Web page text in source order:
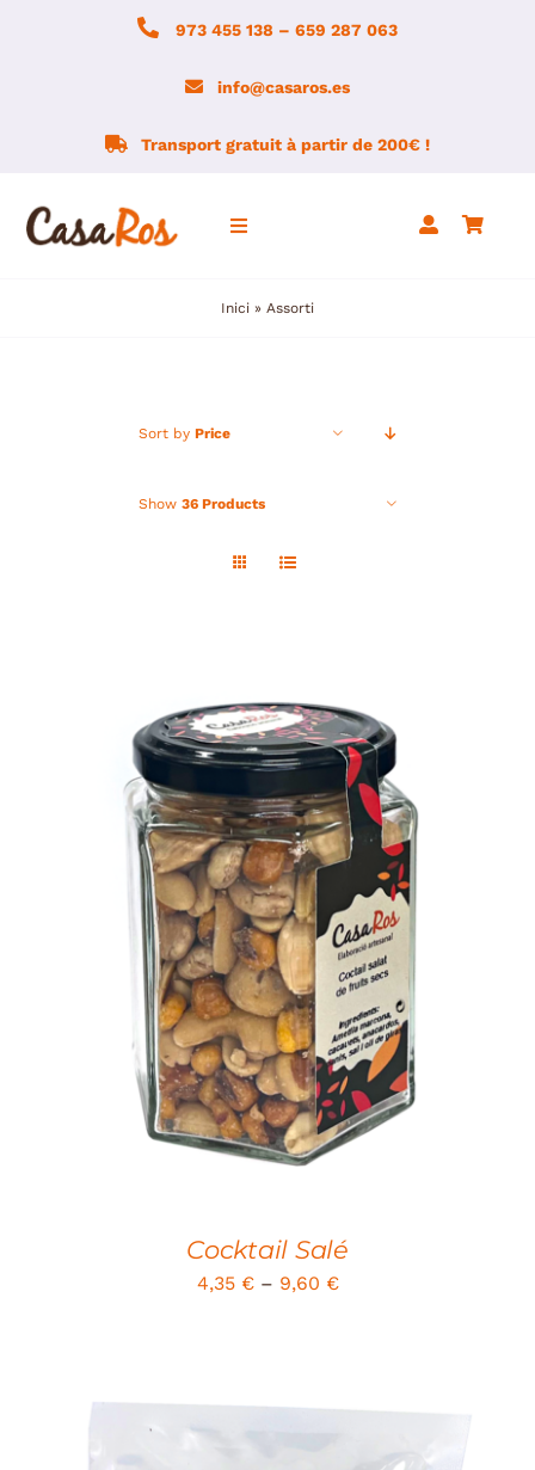
973 455 138 – 659 287 063
info@casaros.es
Transport gratuit à partir de 200€ !
Toggle
Accueil
Montsec
Inici » Assorti
Sort by Price
Show 36 Products
SELECT OPTIONS
/
DETAILS
Cocktail Salé
4,35 €– 9,60 €